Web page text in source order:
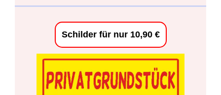
Schilder für nur 10,90 €